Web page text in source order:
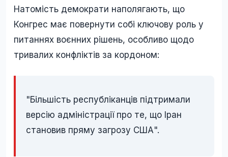
Натомість демократи наполягають, що
Конгрес має повернути собі ключову роль у
питаннях воєнних рішень, особливо щодо
тривалих конфліктів за кордоном:
"Більшість республіканців підтримали
версію адміністрації про те, що Іран
становив пряму загрозу США".